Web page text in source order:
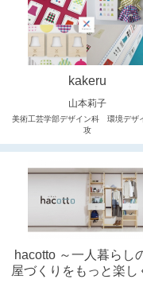
kakeru
山本莉子
美術工芸学部デザイン科 環境デザ
攻
hacotto ～一人暮らし
屋づくりをもっと楽し